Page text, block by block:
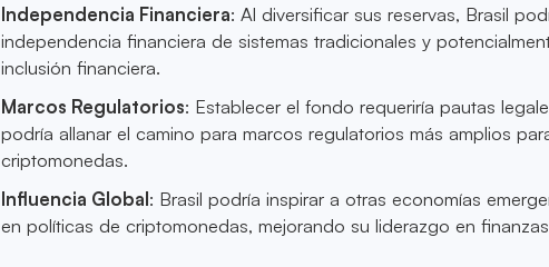
Independencia Financiera: Al diversificar sus reservas, Brasil
independencia financiera de sistemas tradicionales y
inclusión financiera.
Marcos Regulatorios: Establecer el fondo requeriría pautas
podría allanar el camino para marcos regulatorios más amplios
criptomonedas.
Influencia Global: Brasil podría inspirar a otras economías
en políticas de criptomonedas, mejorando su liderazgo en